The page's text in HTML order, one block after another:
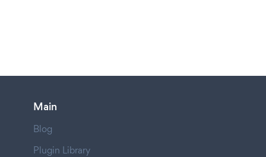
Main
Blog
Plugin Library